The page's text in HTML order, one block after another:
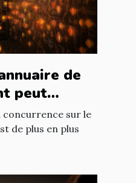
de
peut
concurrence sur le
de plus en plus